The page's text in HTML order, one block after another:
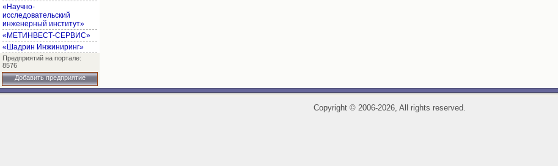
«Научно-
исследовательский
инженерный институт»
«МЕТИНВЕСТ-СЕРВИС»
«Шадрин Инжиниринг»
Предприятий на портале:
8576
Добавить предприятие
Copyright ©2006-2026, All rights reserved.